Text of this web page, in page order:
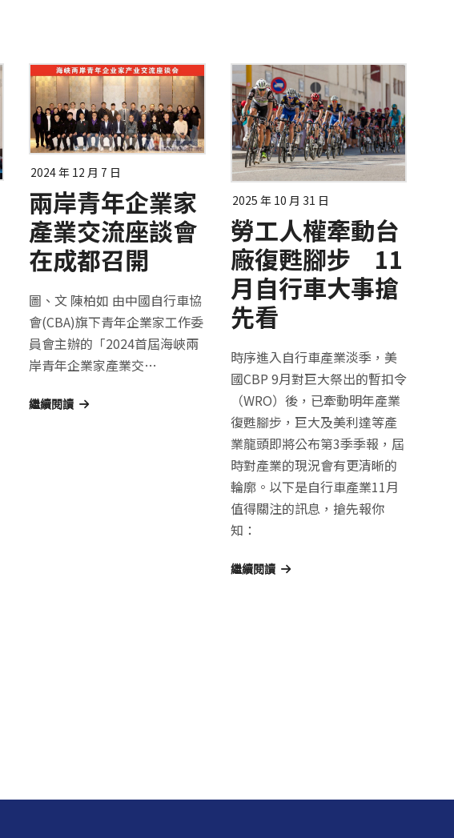
2024 年 12 月 7 日
兩岸青年企業家
產業交流座談會
在成都召開
圖、文 陳柏如 由中國自行車協
會(CBA)旗下青年企業家工作委
員會主辦的「2024首屆海峽兩
岸青年企業家產業交…
繼續閱讀
2025 年 10 月 31 日
勞工人權牽動台
廠復甦腳步 11
月自行車大事搶
先看
時序進入自行車產業淡季，美
國CBP 9月對巨大祭出的暫扣令
（WRO）後，已牽動明年產業
復甦腳步，巨大及美利達等產
業龍頭即將公布第3季季報，屆
時對產業的現況會有更清晰的
輪廓。以下是自行車產業11月
值得關注的訊息，搶先報你
知：
繼續閱讀